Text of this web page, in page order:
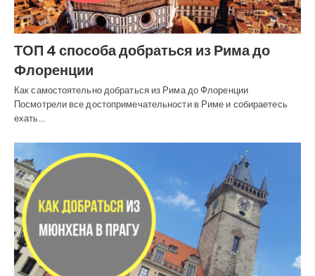
ТОП 4 способа добраться из Рима до
Флоренции
Как самостоятельно добраться из Рима до Флоренции
Посмотрели все достопримечательности в Риме и собираетесь
ехать…